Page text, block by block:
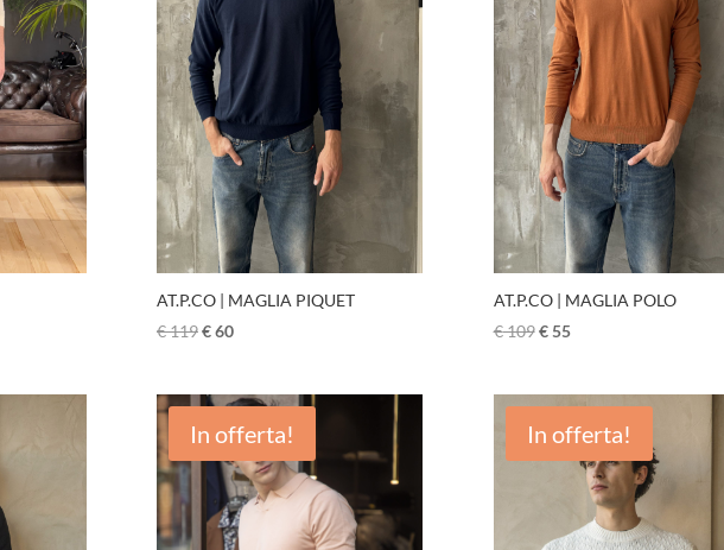
AT.P.CO | MAGLIA PIQUET
€119€60
AT.P.CO | MAGLIA POLO
€109 €55
In offerta! In offerta!